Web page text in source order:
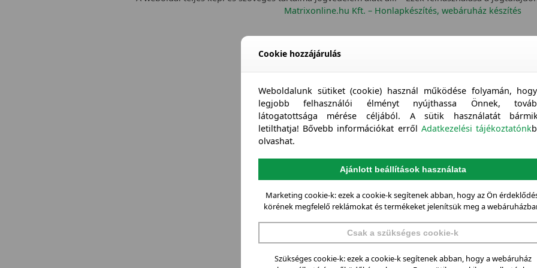
Matrixonline.hu Kft. – Honlapkészítés, webáruház készítés
Cookie hozzájárulás
Weboldalunk sütiket (cookie) használ működése folyamán,
legjobb felhasználói élményt nyújthassa Önnek,
látogatottsága mérése céljából. A sütik használatát
letilthatja! Bővebb információkat erről Adatkezelési tájékoztatónk
olvashat.
Ajánlott beállítások használata
Marketing cookie-k: ezek a cookie-k segítenek abban, hogy az Ön
körének megfelelő reklámokat és termékeket jelenítsük meg a
Csak a szükséges cookie-k
Szükséges cookie-k: ezek a cookie-k segítenek abban, hogy a webáruház